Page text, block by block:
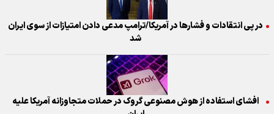
در پی انتقادات و فشارها در آمریکا/ترامپ مدعی دادن امتیازات از سوی ایران
شد
افشای استفاده از هوش مصنوعی گروک در حملات متجاوزانه آمریکا علیه